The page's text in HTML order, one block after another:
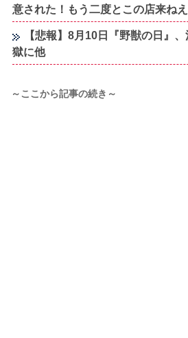
意された！もう二度とこの店来ね
【悲報】8月10日『野獣の日』
獄に他
～ここから記事の続き～